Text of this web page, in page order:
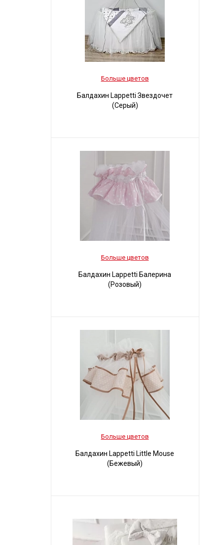
Больше цветов
Балдахин Lappetti Звездочет
(Серый)
Больше цветов
Балдахин Lappetti Балерина
(Розовый)
Больше цветов
Балдахин Lappetti Little Mouse
(Бежевый)